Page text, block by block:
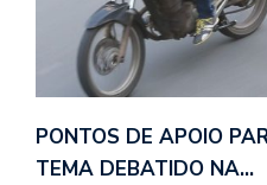
PONTOS DE APOIO
TEMA DEBATIDO NA…